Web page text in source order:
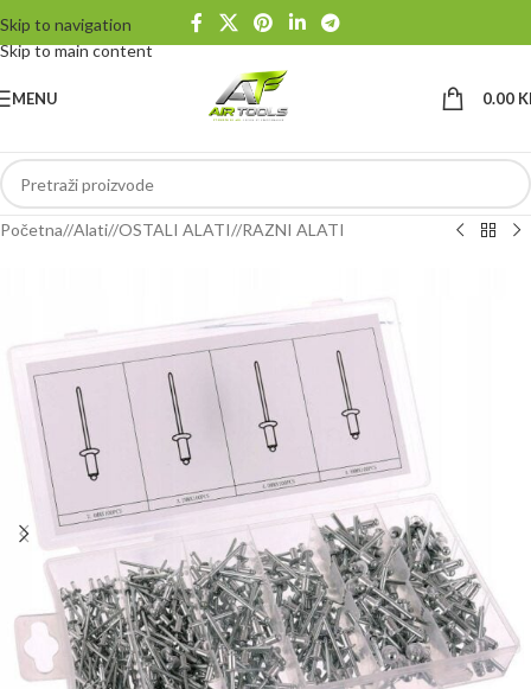
Skip to navigation
Skip to main content
MENU 0.00
Početna/ Alati/ OSTALI ALATI/ RAZNI ALATI